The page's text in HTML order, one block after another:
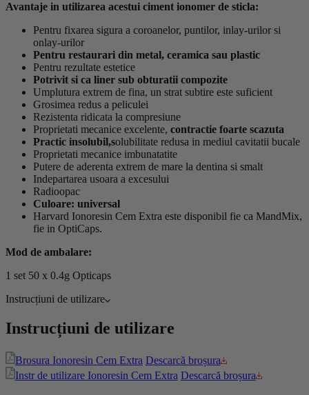
Avantaje in utilizarea acestui ciment ionomer de sticla:
Pentru fixarea sigura a coroanelor, puntilor, inlay-urilor si
onlay-urilor
Pentru restaurari din metal, ceramica sau plastic
Pentru rezultate estetice
Potrivit si ca liner sub obturatii compozite
Umplutura extrem de fina, un strat subtire este suficient
Grosimea redus a peliculei
Rezistenta ridicata la compresiune
Proprietati mecanice excelente, contractie foarte scazuta
Practic insolubil,solubilitate redusa in mediul cavitatii bucale
Proprietati mecanice imbunatatite
Putere de aderenta extrem de mare la dentina si smalt
Indepartarea usoara a excesului
Radioopac
Culoare: universal
Harvard Ionoresin Cem Extra este disponibil fie ca MandMix,
fie in OptiCaps.
Mod de ambalare:
1 set 50 x 0.4g Opticaps
Instrucțiuni de utilizare
Instrucțiuni de utilizare
Brosura Ionoresin Cem Extra Descarcă broșura
Instr de utilizare Ionoresin Cem Extra Descarcă broșura